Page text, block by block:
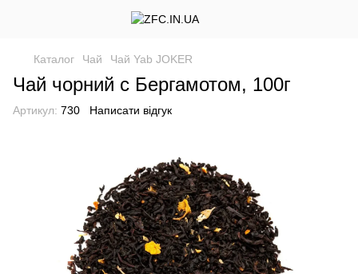
Каталог Чай Чай Yab JOKER
Чай чорний с Бергамотом, 100г
Артикул: 730 Написати відгук